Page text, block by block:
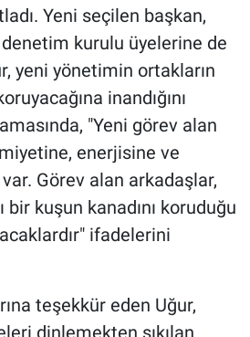
Yeni seçilen başkan,
kurulu üyelerine de
yeni yönetimin ortakların
inandığını
"Yeni görev alan
enerjisine ve
Görev alan arkadaşlar,
bir kuşun kanadını koruduğu
ifadelerini
teşekkür eden Uğur,
dinlemekten sıkılan